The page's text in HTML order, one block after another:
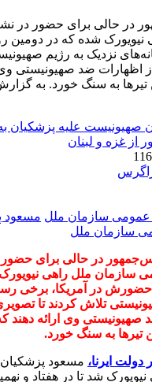
در حالی برای حضور
نیویورک شده که در دومین
نزدیک به رژیم
اظهارات ضد صهیونیستی وی
تیرها به سنگ خورد. به
زاگرس
سازمان ملل مسعود
سازمان ملل
در حالی برای
سازمان ملل راهی
در آمریکا، برخی
تلاش کردند تا
صهیونیستی وی ارائه دهند که
تیرها به سنگ خورد.
ایرنا، مسعود
نیویورک شد تا در هفتاد و